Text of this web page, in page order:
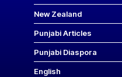
New Zealand
Punjabi Articles
Punjabi Diaspora
English